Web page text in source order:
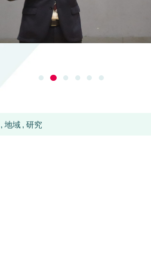
地域 研究